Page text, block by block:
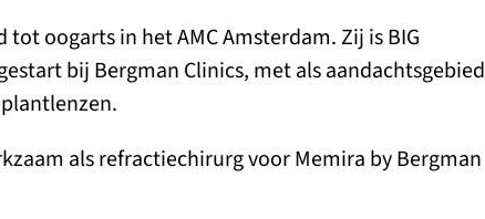
oogarts in het AMC Amsterdam. Zij is BIG
bij Bergman Clinics, met als aandachtsgebied
als refractiechirurg voor Memira by Bergman